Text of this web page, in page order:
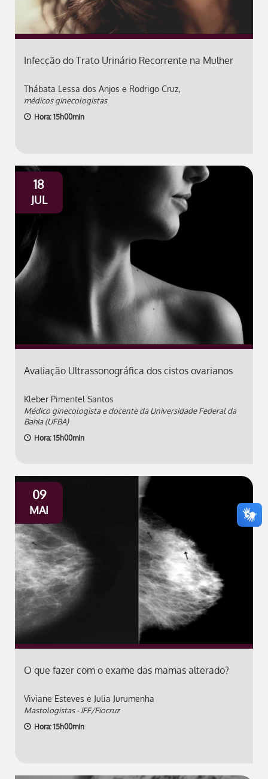
Infecção do Trato Urinário Recorrente na Mulher
Thábata Lessa dos Anjos e Rodrigo Cruz,
médicos ginecologistas
Hora: 15h00min
18
JUL
Avaliação Ultrassonográfica dos cistos ovarianos
Kleber Pimentel Santos
Médico ginecologista e docente da Universidade Federal da
Bahia (UFBA)
Hora: 15h00min
09
MAI
O que fazer com o exame das mamas alterado?
Viviane Esteves e Julia Jurumenha
Mastologistas - IFF/Fiocruz
Hora: 15h00min